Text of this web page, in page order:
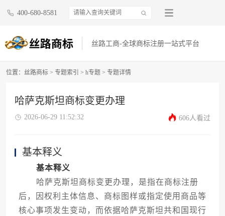
400-680-8581
丝路工商-全球商标注册一站式平台
位置： 丝路商标 > 专题索引 > h专题 > 专题详情
哈萨克斯坦商标变更办理
2026-06-29 11:52:32 606人看过
基本释义
基本释义
哈萨克斯坦商标变更办理，是指在商标注册
后，因权利主体信息、商标图样或指定使用商品等
核心事项发生变动，而依据哈萨克斯坦共和国现行